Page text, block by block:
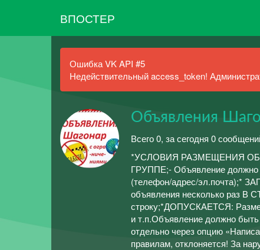
ВПОСТЕР
Ошибка VK API #5
Недействительный access_token!
Объявления
Всего 0, за сегодня 0
*УСЛОВИЯ РАЗМЕЩЕНИЯ
ГРУППЕ;- Объявление должно
(телефон/адрес/эл.почта);*
объявления несколько раз В
строку;*ДОПУСКАЕТСЯ:
и т.п.Объявление должно
отдельно через опцию
правилам, отклоняется! За